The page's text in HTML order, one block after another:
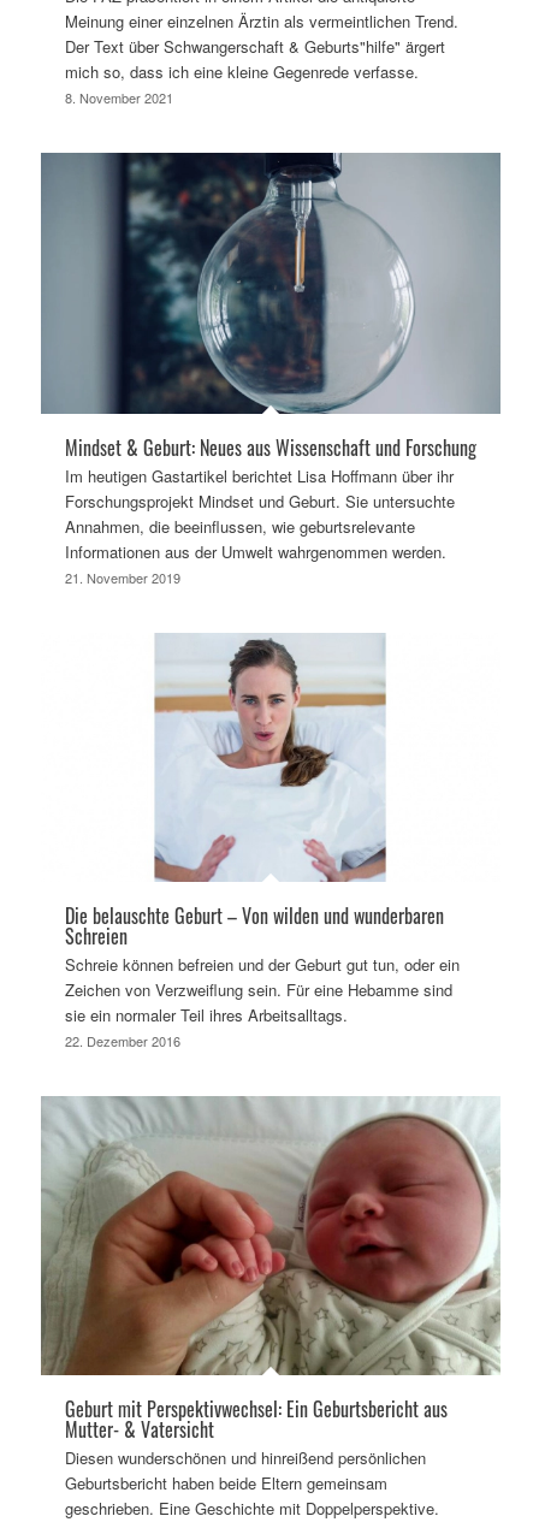
Meinung einer einzelnen Ärztin als vermeintlichen Trend.
Der Text über Schwangerschaft & Geburts"hilfe" ärgert
mich so, dass ich eine kleine Gegenrede verfasse.
8. November 2021
Mindset & Geburt: Neues aus Wissenschaft und Forschung
Im heutigen Gastartikel berichtet Lisa Hoffmann über ihr
Forschungsprojekt Mindset und Geburt. Sie untersuchte
Annahmen, die beeinflussen, wie geburtsrelevante
Informationen aus der Umwelt wahrgenommen werden.
21. November 2019
Die belauschte Geburt – Von wilden und wunderbaren
Schreien
Schreie können befreien und der Geburt gut tun, oder ein
Zeichen von Verzweiflung sein. Für eine Hebamme sind
sie ein normaler Teil ihres Arbeitsalltags.
22. Dezember 2016
Geburt mit Perspektivwechsel: Ein Geburtsbericht aus
Mutter- & Vatersicht
Diesen wunderschönen und hinreißend persönlichen
Geburtsbericht haben beide Eltern gemeinsam
geschrieben. Eine Geschichte mit Doppelperspektive.